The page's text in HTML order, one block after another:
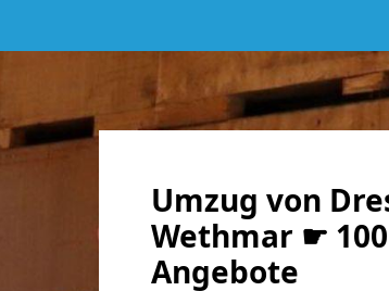
Umzug von
Wethmar ☛
Angebote